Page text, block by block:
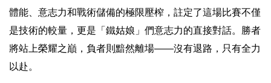
體能、意志力和戰術儲備的極限壓榨，註定了這場比賽不僅
是技術的較量，更是「鐵姑娘」們意志力的直接對話。勝者
將站上榮耀之巔，負者則黯然離場——沒有退路，只有全力
以赴。